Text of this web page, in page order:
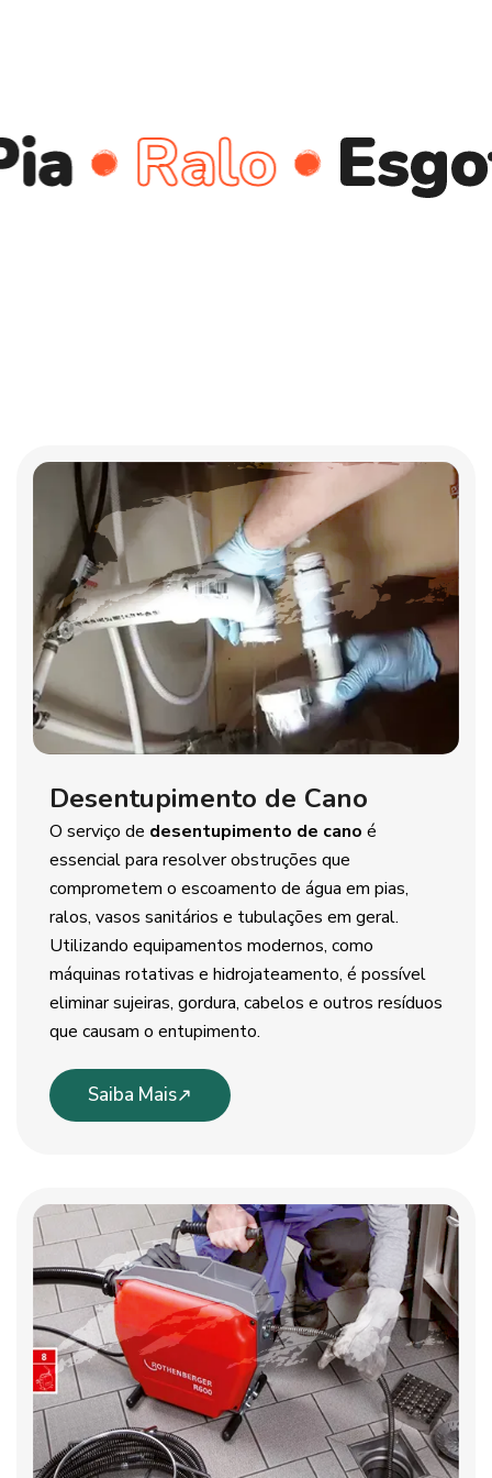
Esgoto
Desentupimento de Cano
O serviço de desentupimento de cano é
essencial para resolver obstruções que
comprometem o escoamento de água em pias,
ralos, vasos sanitários e tubulações em geral.
Utilizando equipamentos modernos, como
máquinas rotativas e hidrojateamento, é possível
eliminar sujeiras, gordura, cabelos e outros resíduos
que causam o entupimento.
Saiba Mais